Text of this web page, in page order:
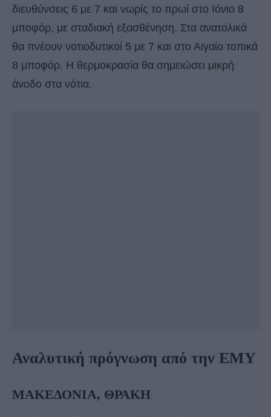
διευθύνσεις 6 με 7 και νωρίς το πρωί στο Ιόνιο 8
μποφόρ, με σταδιακή εξασθένηση. Στα ανατολικά
θα πνέουν νοτιοδυτικοί 5 με 7 και στο Αιγαίο τοπικά
8 μποφόρ. Η θερμοκρασία θα σημειώσει μικρή
άνοδο στα νότια.
Αναλυτική πρόγνωση από την ΕΜΥ
ΜΑΚΕΔΟΝΙΑ, ΘΡΑΚΗ